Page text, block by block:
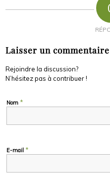
Laisser un commentaire
Rejoindre la discussion?
N’hésitez pas à contribuer !
Nom *
E-mail *